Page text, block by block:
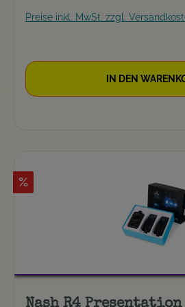
Preise inkl. MwSt. zzgl.
IN DEN
%
Nash R4 Presentation